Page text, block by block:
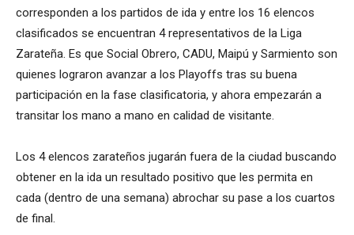
corresponden a los partidos de ida y entre los 16 elencos
clasificados se encuentran 4 representativos de la Liga
Zarateña. Es que Social Obrero, CADU, Maipú y Sarmiento son
quienes lograron avanzar a los Playoffs tras su buena
participación en la fase clasificatoria, y ahora empezarán a
transitar los mano a mano en calidad de visitante.
Los 4 elencos zarateños jugarán fuera de la ciudad buscando
obtener en la ida un resultado positivo que les permita en
cada (dentro de una semana) abrochar su pase a los cuartos
de final.